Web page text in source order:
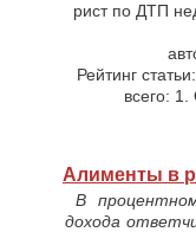
рист по ДТП
Рейтинг статьи:
всего: 1
Алименты в
В
дохода